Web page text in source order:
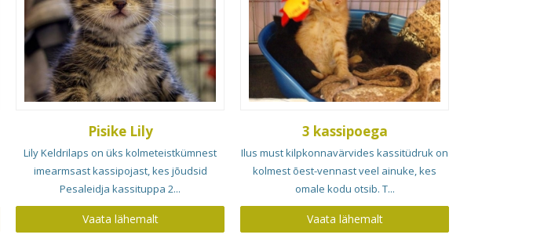
Pisike Lily
Lily Keldrilaps on üks kolmeteistkümnest
imearmsast kassipojast, kes jõudsid
Pesaleidja kassituppa 2...
Vaata lähemalt
3 kassipoega
Ilus must kilpkonnavärvides kassitüdruk on
kolmest õest-vennast veel ainuke, kes
omale kodu otsib. T...
Vaata lähemalt